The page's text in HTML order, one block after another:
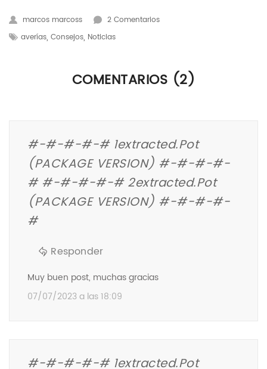
marcos marcoss
2 Comentarios
averías, Consejos, Noticias
COMENTARIOS (2)
#-#-#-#-# 1extracted.pot
(PACKAGE VERSION) #-#-#-#-
# #-#-#-#-# 2extracted.pot
(PACKAGE VERSION) #-#-#-#-
#
Responder
Muy buen post, muchas gracias
07/07/2023 a las 18:09
#-#-#-#-# 1extracted.pot